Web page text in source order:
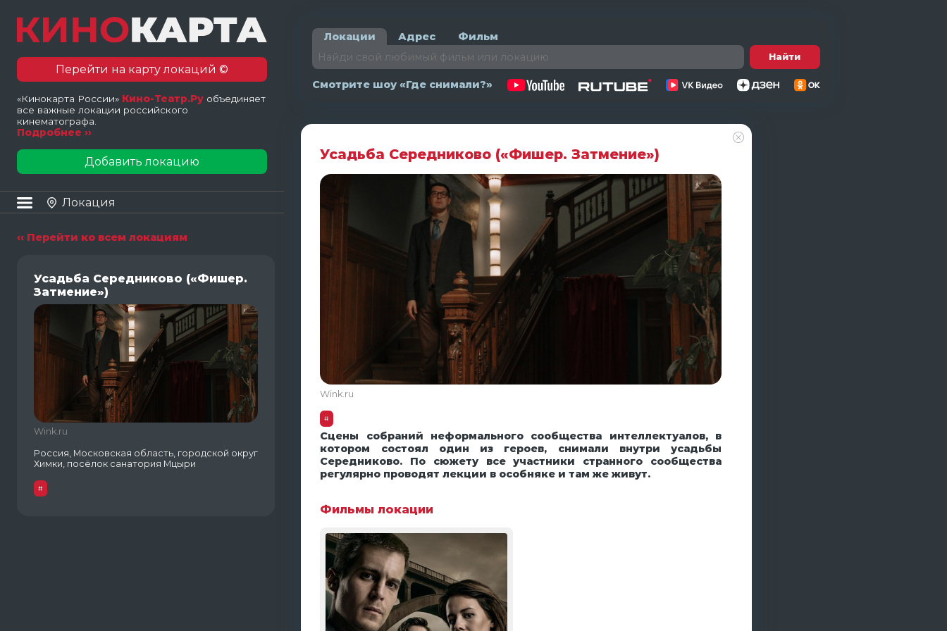
Перейти на карту локаций ©
«Кинокарта России» Кино-Театр.Ру объединяет
все важные локации российского
кинематографа.
Подробнее ››
Добавить локацию
Локация
‹‹ Перейти ко всем локациям
Усадьба Середниково («Фишер.
Затмение»)
Wink.ru
Россия, Московская область, городской округ
Химки, посёлок санатория Мцыри
#
Локации Адрес Фильм
Найти
Смотрите шоу «Где снимали?»
Усадьба Середниково («Фишер. Затмение»)
Wink.ru
#
Сцены собраний неформального сообщества интеллектуалов, в
котором состоял один из героев, снимали внутри усадьбы
Середниково. По сюжету все участники странного сообщества
регулярно проводят лекции в особняке и там же живут.
Фильмы локации